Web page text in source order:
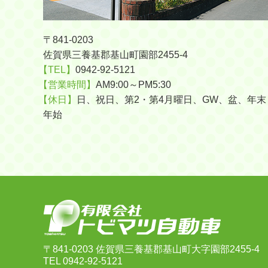
〒841-0203
佐賀県三養基郡基山町園部2455-4
【TEL】 0942-92-5121
【営業時間】 AM9:00～PM5:30
【休日】
日、祝日、第2・第4月曜日、GW、盆、年末
年始
〒841-0203 佐賀県三養基郡基山町大字園部2455-4
TEL 0942-92-5121